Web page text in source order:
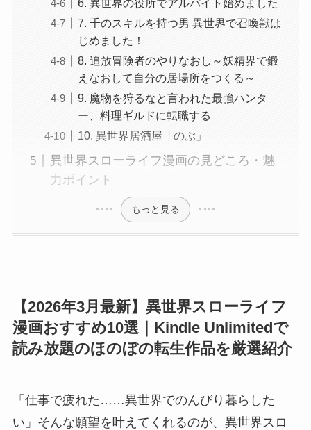
6. 異世界の役所でアルバイト始めました
7. 千のスキルを持つ男 異世界で召喚獣は
じめました！
8. 追放冒険者のやりなおし～妖精界で鍛
えなおして自分の居場所をつくる～
9. 魔物を狩るなと言われた最強ハンタ
ー、料理ギルドに転職する
10. 異世界居酒屋「のぶ」
異世界スローライフ漫画の見どころ・魅
力ポイント
もっと見る
【2026年3月最新】異世界スローライフ
漫画おすすめ10選｜Kindle Unlimitedで
読み放題のほのぼの転生作品を厳選紹介
「仕事で疲れた……異世界でのんびり暮らした
い」そんな願望を叶えてくれるのが、異世界スロ